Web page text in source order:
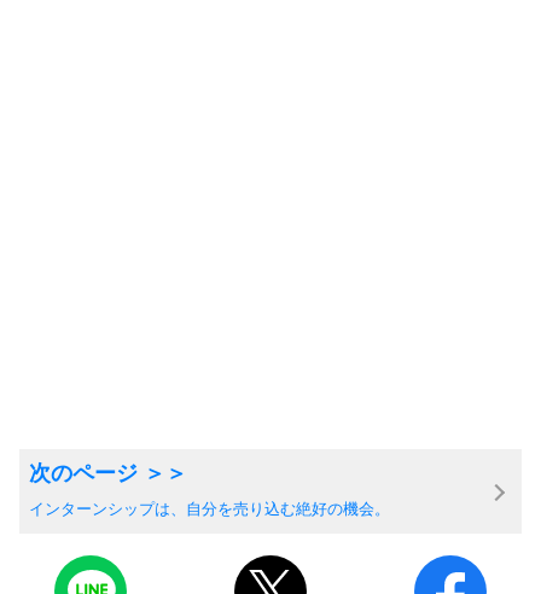
インターンシップは、自分を売り込む絶好の機会。